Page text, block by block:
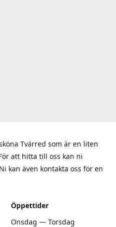
Tvärred som är en liten
att hitta till oss kan ni
kan även kontakta oss för en
Öppettider
Onsdag — Torsdag